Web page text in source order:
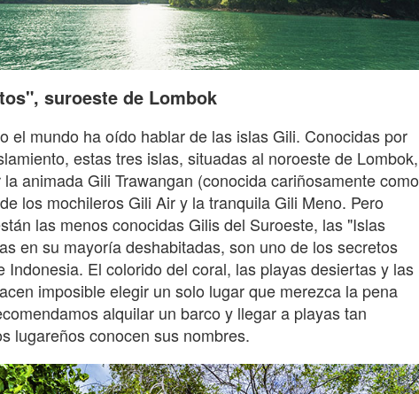
suroeste de Lombok
el mundo ha oído hablar de las islas Gili. Conocidas por
estas tres islas, situadas al noroeste de Lombok,
animada Gili Trawangan (conocida cariñosamente como
los mochileros Gili Air y la tranquila Gili Meno. Pero
las menos conocidas Gilis del Suroeste, las "Islas
en su mayoría deshabitadas, son uno de los secretos
Indonesia. El colorido del coral, las playas desiertas y las
imposible elegir un solo lugar que merezca la pena
alquilar un barco y llegar a playas tan
lugareños conocen sus nombres.